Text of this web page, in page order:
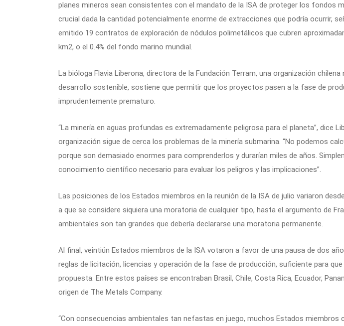
planes mineros sean consistentes con el mandato de la ISA de proteger los fondos
crucial dada la cantidad potencialmente enorme de extracciones que podría ocurrir,
emitido 19 contratos de exploración de nódulos polimetálicos que cubren
km2, o el 0.4% del fondo marino mundial.
La bióloga Flavia Liberona, directora de la Fundación Terram, una organización chilena
desarrollo sostenible, sostiene que permitir que los proyectos pasen a la fase de
imprudentemente prematuro.
“La minería en aguas profundas es extremadamente peligrosa para el planeta”, dice
organización sigue de cerca los problemas de la minería submarina. “No podemos
porque son demasiado enormes para comprenderlos y durarían miles de años.
conocimiento científico necesario para evaluar los peligros y las implicaciones”.
Las posiciones de los Estados miembros en la reunión de la ISA de julio variaron
a que se considere siquiera una moratoria de cualquier tipo, hasta el argumento de
ambientales son tan grandes que debería declararse una moratoria permanente.
Al final, veintiún Estados miembros de la ISA votaron a favor de una pausa de dos
reglas de licitación, licencias y operación de la fase de producción, suficiente para
propuesta. Entre estos países se encontraban Brasil, Chile, Costa Rica, Ecuador,
origen de The Metals Company.
“Con consecuencias ambientales tan nefastas en juego, muchos Estados miembros